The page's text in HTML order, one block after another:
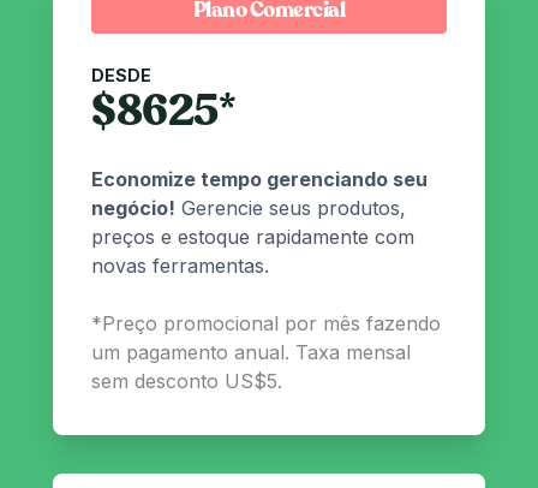
Plano Comercial
DESDE
$8625*
Economize tempo gerenciando seu
negócio! Gerencie seus produtos,
preços e estoque rapidamente com
novas ferramentas.
*Preço promocional por mês fazendo
um pagamento anual. Taxa mensal
sem desconto US$5.